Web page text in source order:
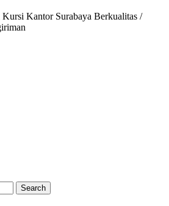
Kantor Surabaya Berkualitas /